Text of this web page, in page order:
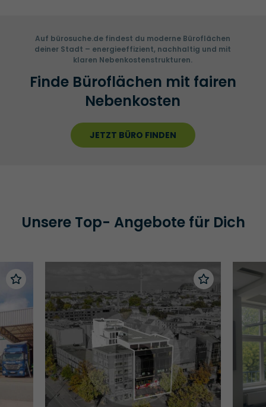
Auf bürosuche.de findest du moderne Büroflächen
deiner Stadt – energieeffizient, nachhaltig und mit
klaren Nebenkostenstrukturen.
Finde Büroflächen mit fairen
Nebenkosten
JETZT BÜRO FINDEN
Unsere Top- Angebote für Dich